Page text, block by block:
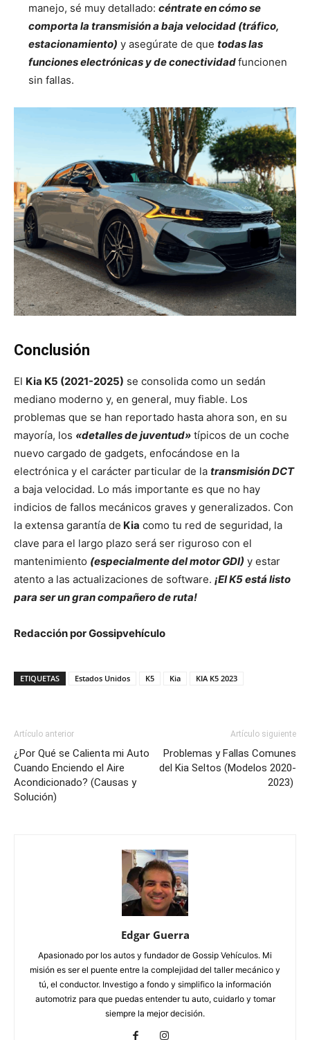
manejo, sé muy detallado: céntrate en cómo se
comporta la transmisión a baja velocidad (tráfico,
estacionamiento) y asegúrate de que todas las
funciones electrónicas y de conectividadfuncionen
sin fallas.
Conclusión
El Kia K5 (2021-2025) se consolida como un sedán
mediano moderno y, en general, muy fiable. Los
problemas que se han reportado hasta ahora son, en su
mayoría, los «detalles de juventud» típicos de un coche
nuevo cargado de gadgets, enfocándose en la
electrónica y el carácter particular de la transmisión DCT
a baja velocidad. Lo más importante es que no hay
indicios de fallos mecánicos graves y generalizados. Con
la extensa garantía de Kia como tu red de seguridad, la
clave para el largo plazo será ser riguroso con el
mantenimiento (especialmente del motor GDI) y estar
atento a las actualizaciones de software. ¡El K5 está listo
para ser un gran compañero de ruta!
Redacción por Gossipvehículo
ETIQUETAS Estados Unidos K5 Kia KIA K5 2023
Artículo anterior
¿Por Qué se Calienta mi Auto
Cuando Enciendo el Aire
Acondicionado? (Causas y
Solución)
Artículo siguiente
Problemas y Fallas Comunes
del Kia Seltos (Modelos 2020-
2023)
Edgar Guerra
Apasionado por los autos y fundador de Gossip Vehículos. Mi
misión es ser el puente entre la complejidad del taller mecánico y
tú, el conductor. Investigo a fondo y simplifico la información
automotriz para que puedas entender tu auto, cuidarlo y tomar
siempre la mejor decisión.